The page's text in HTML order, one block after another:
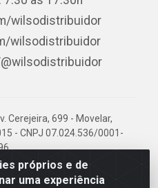
próprios e de
uma experiência
wilsodistribuidor
wilsodistribuidor
Cerejeira, 699 - Movelar,
- CNPJ 07.024.536/0001-